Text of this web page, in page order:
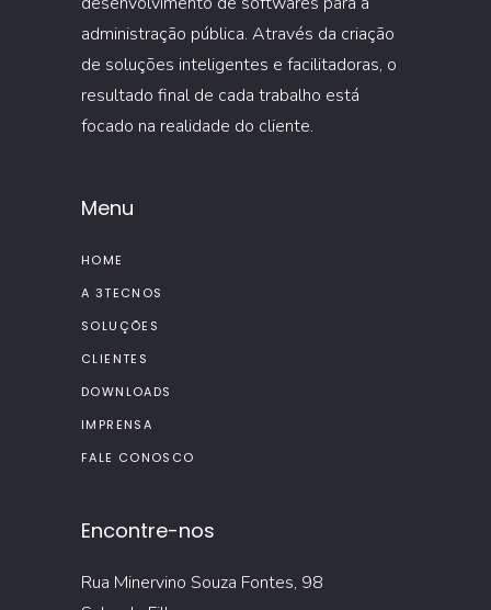
administração pública. Através da criação
de soluções inteligentes e facilitadoras, o
resultado final de cada trabalho está
focado na realidade do cliente.
Menu
HOME
A 3TECNOS
SOLUÇÕES
CLIENTES
DOWNLOADS
IMPRENSA
FALE CONOSCO
Encontre-nos
Rua Minervino Souza Fontes, 98